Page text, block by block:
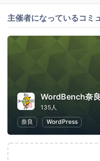
主催者になっているコミ
WordBench奈良
135人
奈良
WordPress